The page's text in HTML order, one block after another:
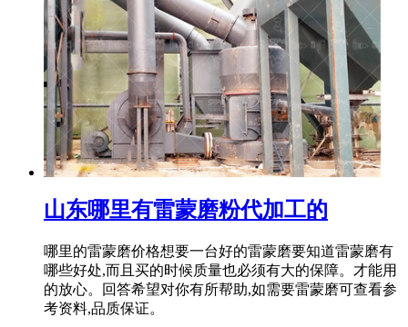
山东哪里有雷蒙磨粉代加工的
哪里的雷蒙磨价格想要一台好的雷蒙磨要知道雷蒙磨有
哪些好处,而且买的时候质量也必须有大的保障。才能用
的放心。回答希望对你有所帮助,如需要雷蒙磨可查看参
考资料,品质保证。